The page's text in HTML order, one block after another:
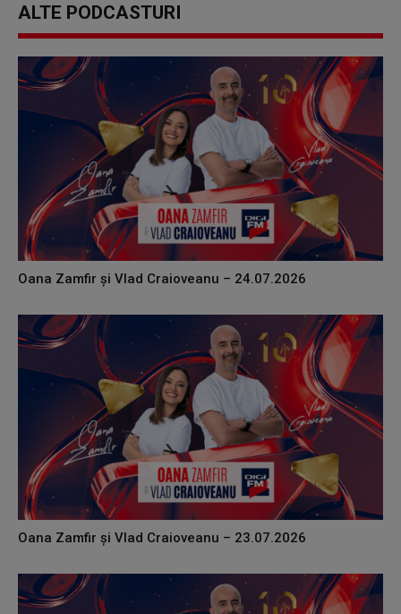
ALTE PODCASTURI
Oana Zamfir și Vlad Craioveanu – 24.07.2026
Oana Zamfir și Vlad Craioveanu – 23.07.2026